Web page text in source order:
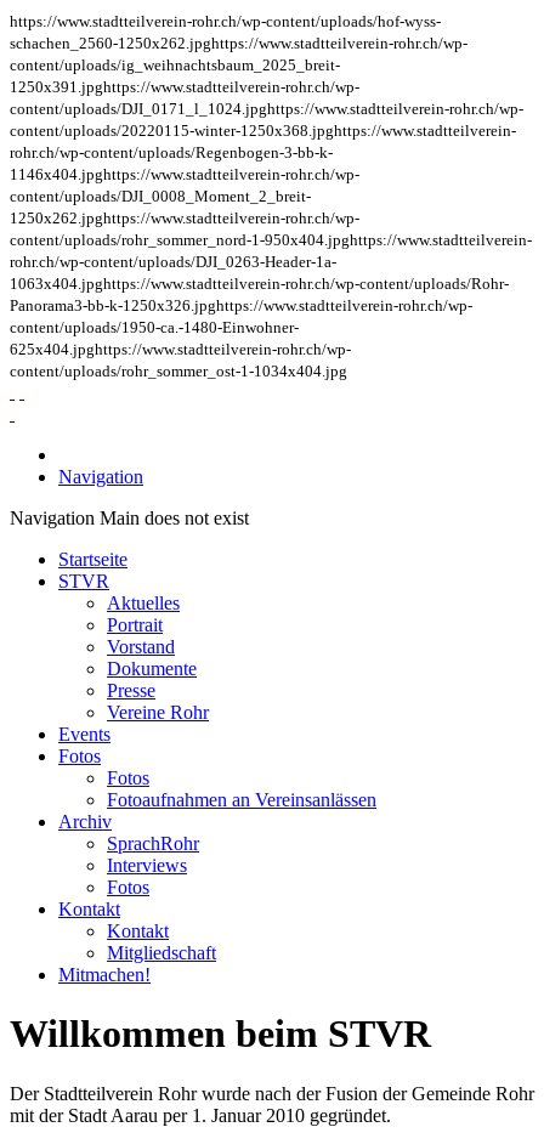
https://www.stadtteilverein-rohr.ch/wp-content/uploads/hof-wyss-
schachen_2560-1250x262.jpghttps://www.stadtteilverein-rohr.ch/wp-
content/uploads/ig_weihnachtsbaum_2025_breit-
1250x391.jpghttps://www.stadtteilverein-rohr.ch/wp-
content/uploads/DJI_0171_l_1024.jpghttps://www.stadtteilverein-rohr.ch/wp-
content/uploads/20220115-winter-1250x368.jpghttps://www.stadtteilverein-
rohr.ch/wp-content/uploads/Regenbogen-3-bb-k-
1146x404.jpghttps://www.stadtteilverein-rohr.ch/wp-
content/uploads/DJI_0008_Moment_2_breit-
1250x262.jpghttps://www.stadtteilverein-rohr.ch/wp-
content/uploads/rohr_sommer_nord-1-950x404.jpghttps://www.stadtteilverein-
rohr.ch/wp-content/uploads/DJI_0263-Header-1a-
1063x404.jpghttps://www.stadtteilverein-rohr.ch/wp-content/uploads/Rohr-
Panorama3-bb-k-1250x326.jpghttps://www.stadtteilverein-rohr.ch/wp-
content/uploads/1950-ca.-1480-Einwohner-
625x404.jpghttps://www.stadtteilverein-rohr.ch/wp-
content/uploads/rohr_sommer_ost-1-1034x404.jpg
Navigation
Navigation Main does not exist
Startseite
STVR
Aktuelles
Portrait
Vorstand
Dokumente
Presse
Vereine Rohr
Events
Fotos
Fotos
Fotoaufnahmen an Vereinsanlässen
Archiv
SprachRohr
Interviews
Fotos
Kontakt
Kontakt
Mitgliedschaft
Mitmachen!
Willkommen beim STVR
Der Stadtteilverein Rohr wurde nach der Fusion der Gemeinde Rohr
mit der Stadt Aarau per 1. Januar 2010 gegründet.